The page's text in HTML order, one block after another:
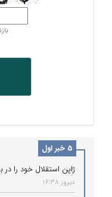
5 خبر اول
ژاپن استقلال خود را در
دیروز 16:38